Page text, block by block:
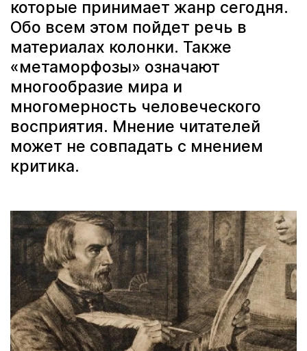
которые принимает жанр сегодня.
Обо всем этом пойдет речь в
материалах колонки. Также
«метаморфозы» означают
многообразие мира и
многомерность человеческого
восприятия. Мнение читателей
может не совпадать с мнением
критика.